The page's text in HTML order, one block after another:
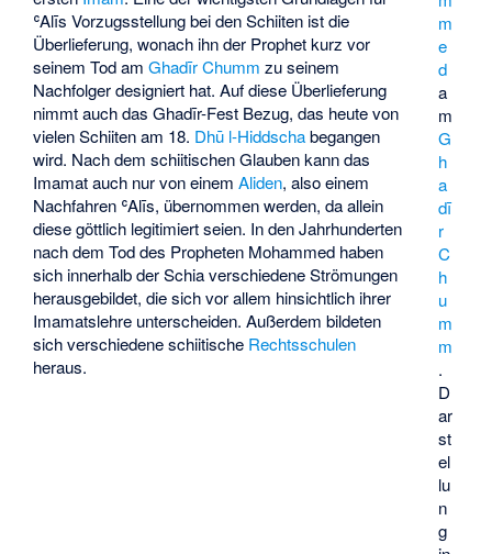
m
e
d
a
m
G
h
a
dī
r
C
h
u
m
m
.
D
ar
st
el
lu
n
g
ʿAlīs Vorzugsstellung bei den Schiiten ist die
Überlieferung, wonach ihn der Prophet kurz vor
seinem Tod amGhadīr Chumm zu seinem
Nachfolger designiert hat. Auf diese Überlieferung
nimmt auch dasGhadīr-Fest Bezug, das heute von
vielen Schiiten am 18. Dhū l-Hiddschabegangen
wird. Nach dem schiitischen Glauben kann das
Imamat auch nur von einemAliden, also einem
Nachfahren ʿAlīs, übernommen werden, da allein
diese göttlich legitimiert seien. In den Jahrhunderten
nach dem Tod des Propheten Mohammed haben
sich innerhalb der Schia verschiedene Strömungen
herausgebildet, die sich vor allem hinsichtlich ihrer
Imamatslehre unterscheiden. Außerdem bildeten
sich verschiedene schiitische Rechtsschulen
heraus.